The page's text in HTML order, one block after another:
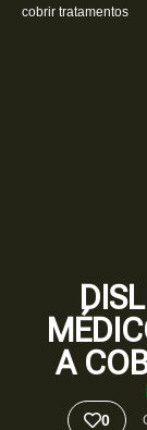
cobrir tratamentos
A
0